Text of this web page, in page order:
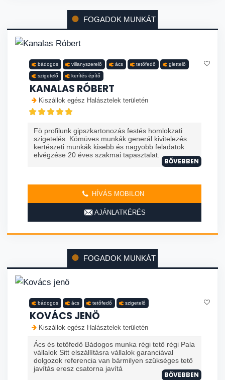
FOGADOK MUNKÁT
bádogos villanyszerelő ács tetőfedő glettelő
szigetelő kerítés építő
KANALAS RÓBERT
Kiszállok egész Halásztelek területén
Fö profilunk gipszkartonozás festés homlokzati
szigetelés. Kömüves munkák.generál kivitelezés
kertészeti munkák kisebb és nagyobb feladatok
elvégzése 20 éves szakmai tapasztalat. ...
BŐVEBBEN
HÍVÁS MOBILON
AJÁNLATKÉRÉS
FOGADOK MUNKÁT
bádogos ács tetőfedő szigetelő
KOVÁCS JENÖ
Kiszállok egész Halásztelek területén
Ács és tetőfedő Bádogos munka régi tető régi Pala
vállalok Sitt elszállításra vállalok garanciával
dolgozok referencia van bármilyen szükséges tető
javítás eresz csatorna javítá
BŐVEBBEN